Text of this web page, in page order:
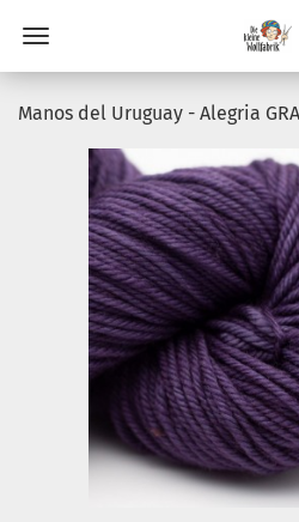
Manos del Uruguay - Alegria